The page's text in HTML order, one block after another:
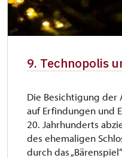
9. Technopolis
Die Besichtigung der
auf Erfindungen und
20. Jahrhunderts
des ehemaligen
durch das